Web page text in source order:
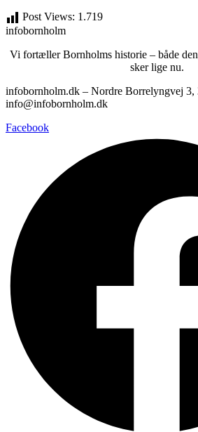
Post Views: 1.719
infobornholm
Vi fortæller Bornholms historie – både
sker lige nu.
infobornholm.dk – Nordre Borrelyngvej 3,
info@infobornholm.dk
Facebook